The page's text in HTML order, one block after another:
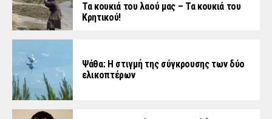
Τα κουκιά του λαού μας – Τα κουκιά του
Κρητικού!
Ψάθα: Η στιγμή της σύγκρουσης των δύο
ελικοπτέρων